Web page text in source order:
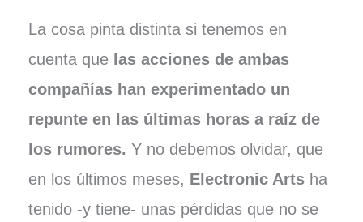
La cosa pinta distinta si tenemos en
cuenta que las acciones de ambas
compañías han experimentado un
repunte en las últimas horas a raíz de
los rumores. Y no debemos olvidar, que
en los últimos meses, Electronic Artsha
tenido -y tiene- unas pérdidas que no se